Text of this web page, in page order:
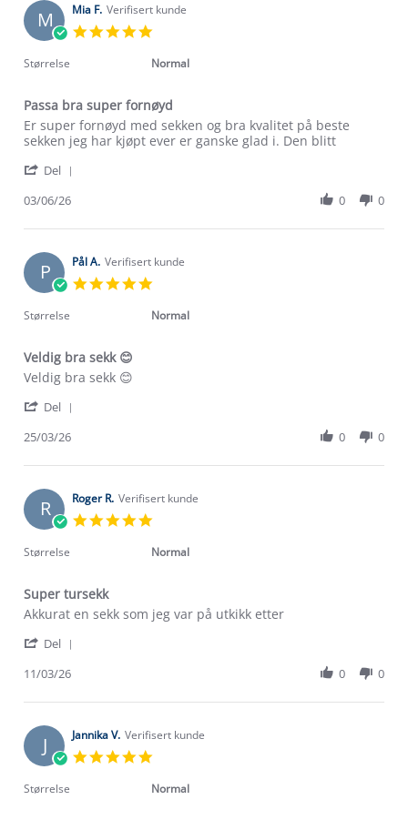
M Mia F. Verifisert kunde
rating
Størrelse Normal
Passa bra super fornøyd
Review
by
F.
3
2026
review
stating
bra
fornøyd
Er super fornøyd med sekken og bra kvalitet på beste
sekken jeg har kjøpt ever er ganske glad i. Den blitt
Del
Mia
on
3
Jun
03/06/26 0 0
P Pål A. Verifisert kunde
rating
Størrelse Normal
Veldig bra sekk 😊
Review
Pål
on
Mar
review
Veldig
sekk
Veldig bra sekk 😊
Del
Pål
on
25
Mar
25/03/26 0 0
R Roger R. Verifisert kunde
rating
Størrelse Normal
Super tursekk
Review
Roger
on
Mar
review
Super
Akkurat en sekk som jeg var på utkikk etter
Del
Roger
on
11
Mar
11/03/26 0 0
J Jannika V. Verifisert kunde
rating
Størrelse Normal